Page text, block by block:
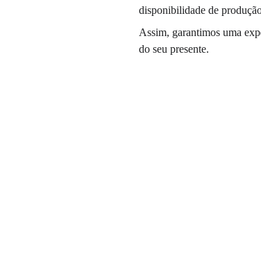
disponibilidade de
Assim, garantimos uma
do seu presente.